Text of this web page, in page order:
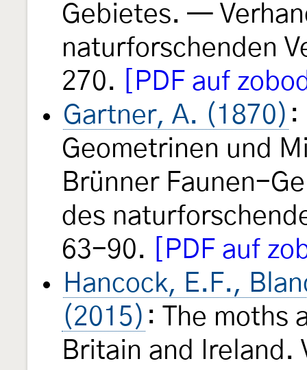
Gebietes. —
naturforschenden
270.
[PDF auf
Gartner, A. (1870) :
Geometrinen und
Brünner Faunen-
des
63-90.
[PDF auf
Hancock, E.F.,
(2015) : The moths
Britain and Ireland.